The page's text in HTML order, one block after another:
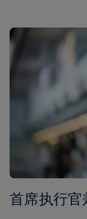
首席执行官